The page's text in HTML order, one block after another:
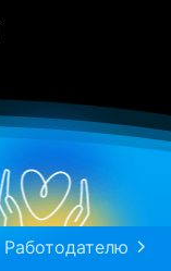
Работодателю